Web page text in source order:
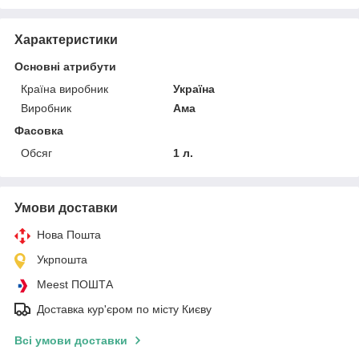
Характеристики
Основні атрибути
Країна виробник
Україна
Виробник
Ама
Фасовка
Обсяг
1 л.
Умови доставки
Нова Пошта
Укрпошта
Meest ПОШТА
Доставка кур'єром по місту Києву
Всі умови доставки